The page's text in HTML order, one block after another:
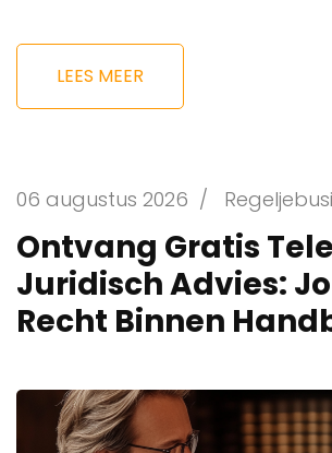
LEES MEER
06 augustus 2026 /
Ontvang Gratis
Juridisch Advies:
Recht Binnen